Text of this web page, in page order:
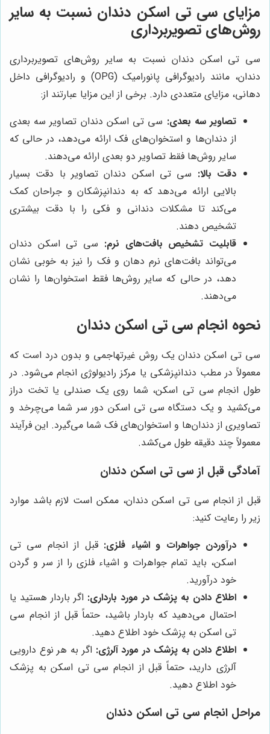
مزایای سی تی اسکن دندان نسبت به سایر
روش‌های تصویربرداری
سی تی اسکن دندان نسبت به سایر روش‌های تصویربرداری
دندان، مانند رادیوگرافی پانورامیک (OPG) و رادیوگرافی داخل
دهانی، مزایای متعددی دارد. برخی از این مزایا عبارتند از:
تصاویر سه بعدی: سی تی اسکن دندان تصاویر سه بعدی
از دندان‌ها و استخوان‌های فک ارائه می‌دهد، در حالی که
سایر روش‌ها فقط تصاویر دو بعدی ارائه می‌دهند.
دقت بالا: سی تی اسکن دندان تصاویر با دقت بسیار
بالایی ارائه می‌دهد که به دندانپزشکان و جراحان کمک
می‌کند تا مشکلات دندانی و فکی را با دقت بیشتری
تشخیص دهند.
قابلیت تشخیص بافت‌های نرم: سی تی اسکن دندان
می‌تواند بافت‌های نرم دهان و فک را نیز به خوبی نشان
دهد، در حالی که سایر روش‌ها فقط استخوان‌ها را نشان
می‌دهند.
نحوه انجام سی تی اسکن دندان
سی تی اسکن دندان یک روش غیرتهاجمی و بدون درد است که
معمولاً در مطب دندانپزشکی یا مرکز رادیولوژی انجام می‌شود. در
طول انجام سی تی اسکن، شما روی یک صندلی یا تخت دراز
می‌کشید و یک دستگاه سی تی اسکن دور سر شما می‌چرخد و
تصاویری از دندان‌ها و استخوان‌های فک شما می‌گیرد. این فرآیند
معمولاً چند دقیقه طول می‌کشد.
آمادگی قبل از سی تی اسکن دندان
قبل از انجام سی تی اسکن دندان، ممکن است لازم باشد موارد
زیر را رعایت کنید:
درآوردن جواهرات و اشیاء فلزی: قبل از انجام سی تی
اسکن، باید تمام جواهرات و اشیاء فلزی را از سر و گردن
خود درآورید.
اطلاع دادن به پزشک در مورد بارداری: اگر باردار هستید یا
احتمال می‌دهید که باردار باشید، حتماً قبل از انجام سی
تی اسکن به پزشک خود اطلاع دهید.
اطلاع دادن به پزشک در مورد آلرژی: اگر به هر نوع دارویی
آلرژی دارید، حتماً قبل از انجام سی تی اسکن به پزشک
خود اطلاع دهید.
مراحل انجام سی تی اسکن دندان